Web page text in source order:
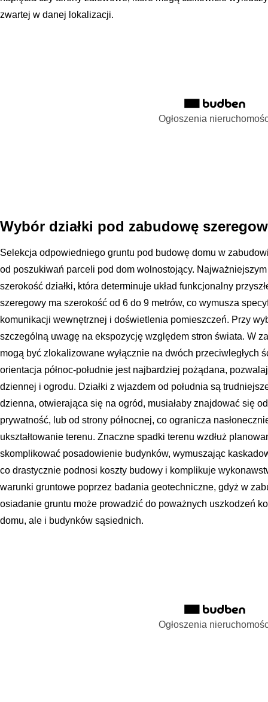
zwartej w danej lokalizacji.
Ogłoszenia
Wybór działki pod zabudowę
Selekcja odpowiedniego gruntu pod budowę domu w
od poszukiwań parceli pod dom wolnostojący.
szerokość działki, która determinuje układ funkcjonalny
szeregowy ma szerokość od 6 do 9 metrów, co wymusza
komunikacji wewnętrznej i doświetlenia pomieszczeń. Przy
szczególną uwagę na ekspozycję względem stron świata. W
mogą być zlokalizowane wyłącznie na dwóch przeciwległych
orientacja północ-południe jest najbardziej pożądana,
dziennej i ogrodu. Działki z wjazdem od południa są
dzienna, otwierająca się na ogród, musiałaby znajdować się
prywatność, lub od strony północnej, co ogranicza
ukształtowanie terenu. Znaczne spadki terenu wzdłuż
skomplikować posadowienie budynków, wymuszając
co drastycznie podnosi koszty budowy i komplikuje
warunki gruntowe poprzez badania geotechniczne, gdyż w
osiadanie gruntu może prowadzić do poważnych uszkodzeń
domu, ale i budynków sąsiednich.
Ogłoszenia